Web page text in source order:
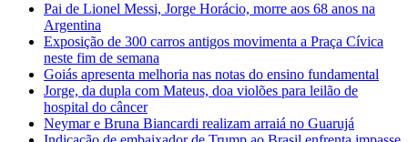
Pai de Lionel Messi, Jorge Horácio, morre aos 68 anos na
Argentina
Exposição de 300 carros antigos movimenta a Praça Cívica
neste fim de semana
Goiás apresenta melhoria nas notas do ensino fundamental
Jorge, da dupla com Mateus, doa violões para leilão de
hospital do câncer
Neymar e Bruna Biancardi realizam arraiá no Guarujá